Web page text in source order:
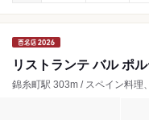
リストランテ バル ポ
錦糸町駅 303m / スペイン料理